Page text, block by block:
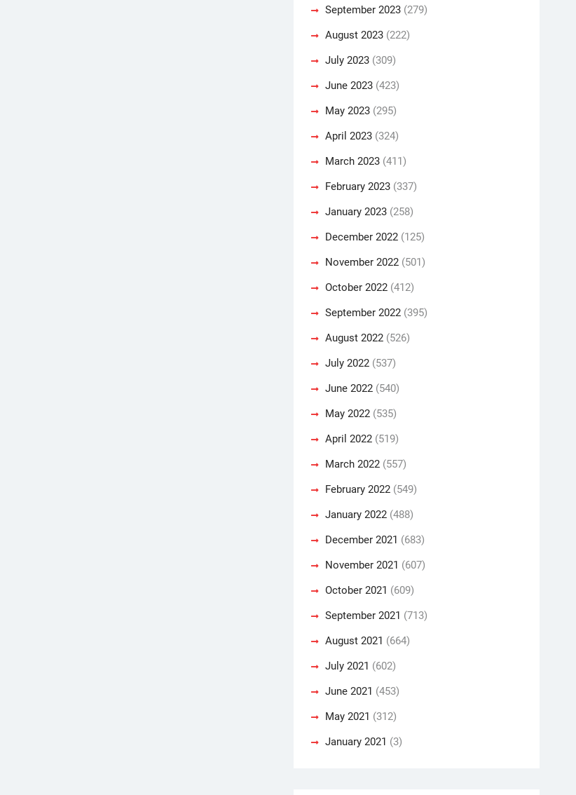
September 2023 (279)
August 2023 (222)
July 2023 (309)
June 2023 (423)
May 2023 (295)
April 2023 (324)
March 2023 (411)
February 2023 (337)
January 2023 (258)
December 2022 (125)
November 2022 (501)
October 2022 (412)
September 2022 (395)
August 2022 (526)
July 2022 (537)
June 2022 (540)
May 2022 (535)
April 2022 (519)
March 2022 (557)
February 2022 (549)
January 2022 (488)
December 2021 (683)
November 2021 (607)
October 2021 (609)
September 2021 (713)
August 2021 (664)
July 2021 (602)
June 2021 (453)
May 2021 (312)
January 2021 (3)